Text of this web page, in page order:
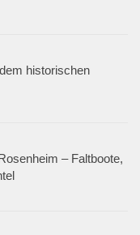
historischen
– Faltboote,